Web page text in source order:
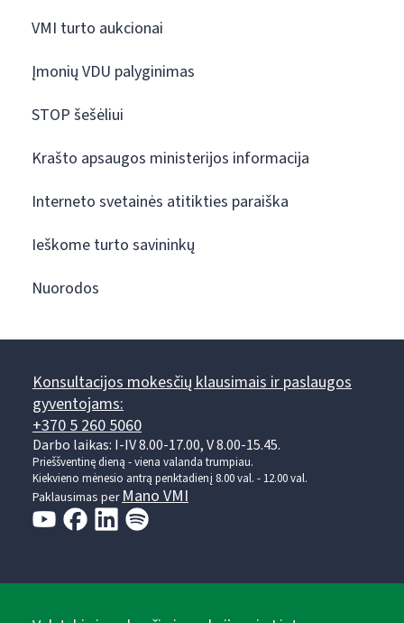
VMI turto aukcionai
Įmonių VDU palyginimas
STOP šešėliui
Krašto apsaugos ministerijos informacija
Interneto svetainės atitikties paraiška
Ieškome turto savininkų
Nuorodos
Konsultacijos mokesčių klausimais ir paslaugos
gyventojams:
+370 5 260 5060
Darbo laikas: I-IV 8.00-17.00, V 8.00-15.45.
Prieššventinę dieną - viena valanda trumpiau.
Kiekvieno mėnesio antrą penktadienį 8.00 val. - 12.00 val.
Paklausimas perMano VMI